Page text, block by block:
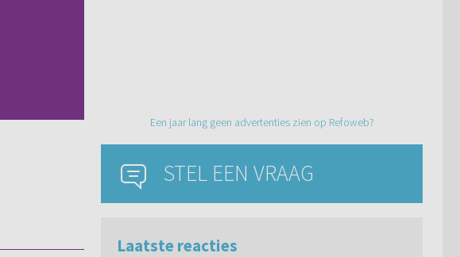
Een jaar lang geen advertenties zien op Refoweb?
STEL EEN VRAAG
Laatste reacties